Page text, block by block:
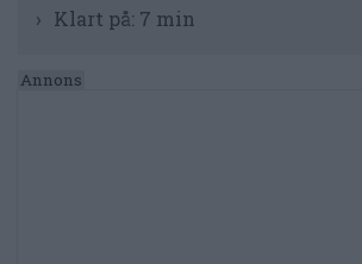
Klart på: 7 min